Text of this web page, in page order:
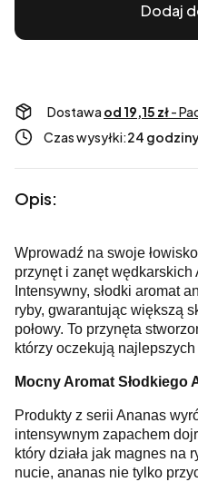
Dodaj
Dostawa od 19,15 zł-
Czas wysyłki:24
Opis:
Wprowadź na swoje
przynęt i zanęt wędkarskich
Intensywny, słodki aromat
ryby, gwarantując większą
połowy. To przynęta
którzy oczekują najlepszych
Mocny Aromat Słodkiego
Produkty z serii Ananas
intensywnym zapachem
który działa jak magnes na
nucie, ananas nie tylko